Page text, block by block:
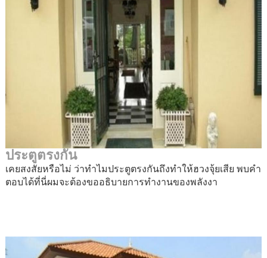
ประตูตรงกัน
เคยสงสัยหรือไม่ ว่าทำไมประตูตรงกันถึงทำให้ฮวงจุ้ยเสีย พบคำ
ตอบได้ที่นี่ผมจะต้องขออธิบายการทำงานของพลังงา